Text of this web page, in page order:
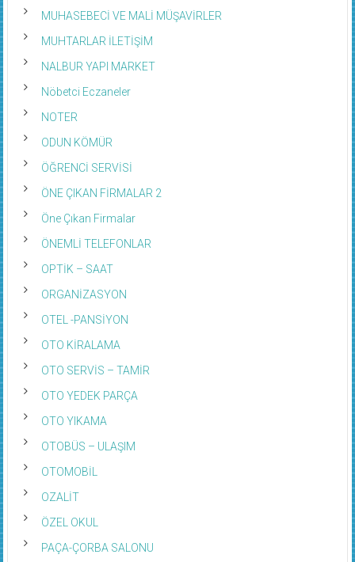
MUHASEBECİ VE MALİ MÜŞAVİRLER
MUHTARLAR İLETİŞİM
NALBUR YAPI MARKET
Nöbetci Eczaneler
NOTER
ODUN KÖMÜR
ÖĞRENCİ SERVİSİ
ÖNE ÇIKAN FİRMALAR 2
Öne Çıkan Firmalar
ÖNEMLİ TELEFONLAR
OPTİK – SAAT
ORGANİZASYON
OTEL -PANSİYON
OTO KİRALAMA
OTO SERVİS – TAMİR
OTO YEDEK PARÇA
OTO YIKAMA
OTOBÜS – ULAŞIM
OTOMOBİL
OZALİT
ÖZEL OKUL
PAÇA-ÇORBA SALONU